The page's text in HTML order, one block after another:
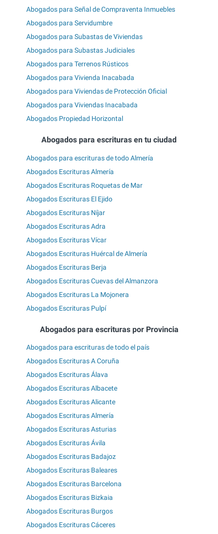
Abogados para Señal de Compraventa Inmuebles
Abogados para Servidumbre
Abogados para Subastas de Viviendas
Abogados para Subastas Judiciales
Abogados para Terrenos Rústicos
Abogados para Vivienda Inacabada
Abogados para Viviendas de Protección Oficial
Abogados para Viviendas Inacabada
Abogados Propiedad Horizontal
Abogados para escrituras en tu ciudad
Abogados para escrituras de todo Almería
Abogados Escrituras Almería
Abogados Escrituras Roquetas de Mar
Abogados Escrituras El Ejido
Abogados Escrituras Níjar
Abogados Escrituras Adra
Abogados Escrituras Vícar
Abogados Escrituras Huércal de Almería
Abogados Escrituras Berja
Abogados Escrituras Cuevas del Almanzora
Abogados Escrituras La Mojonera
Abogados Escrituras Pulpí
Abogados para escrituras por Provincia
Abogados para escrituras de todo el país
Abogados Escrituras A Coruña
Abogados Escrituras Álava
Abogados Escrituras Albacete
Abogados Escrituras Alicante
Abogados Escrituras Almería
Abogados Escrituras Asturias
Abogados Escrituras Ávila
Abogados Escrituras Badajoz
Abogados Escrituras Baleares
Abogados Escrituras Barcelona
Abogados Escrituras Bizkaia
Abogados Escrituras Burgos
Abogados Escrituras Cáceres